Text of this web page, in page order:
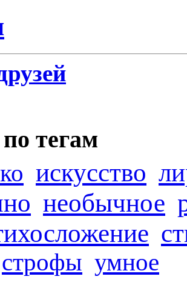
тегам
искусство
необычное
строфы умное